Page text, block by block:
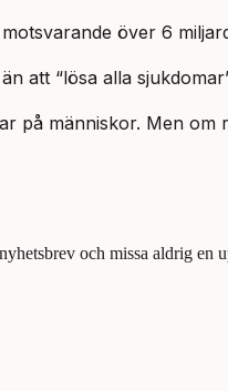
över 6
att “lösa alla
på människor. Men
och missa aldrig en